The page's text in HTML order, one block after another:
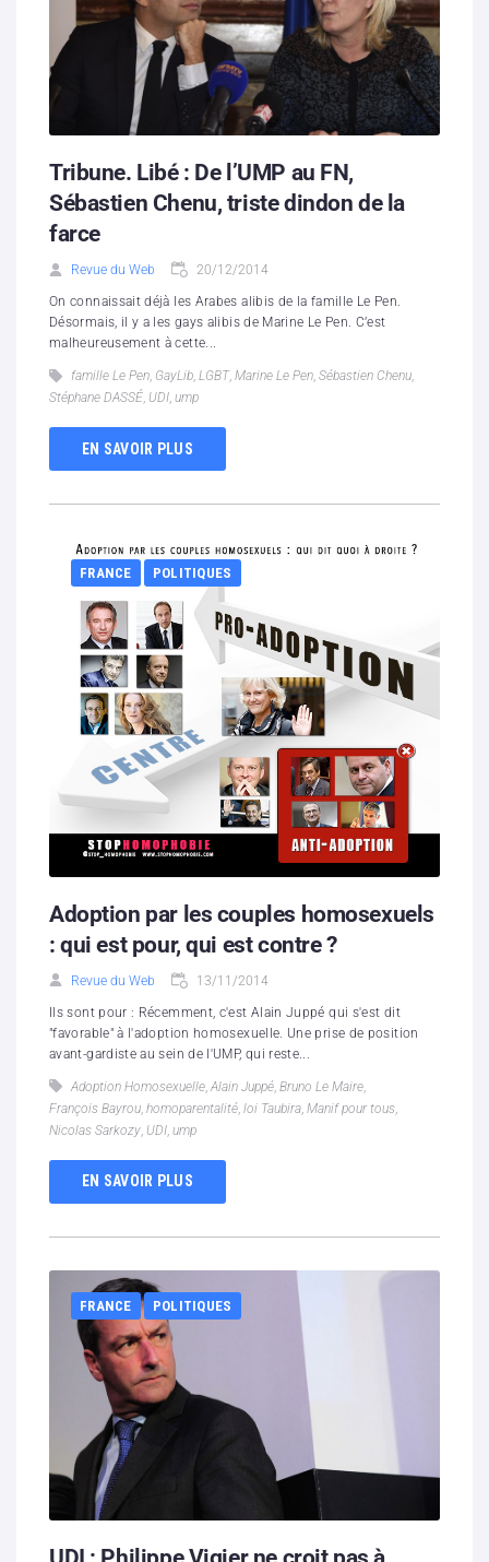
Tribune. Libé : De l’UMP au FN,
Sébastien Chenu, triste dindon de la
farce
Revue du Web 20/12/2014
On connaissait déjà les Arabes alibis de la famille Le Pen.
Désormais, il y a les gays alibis de Marine Le Pen. C’est
malheureusement à cette...
famille Le Pen, GayLib, LGBT, Marine Le Pen, Sébastien Chenu,
Stéphane DASSÉ, UDI, ump
EN SAVOIR PLUS
FRANCE POLITIQUES
Adoption par les couples homosexuels
: qui est pour, qui est contre ?
Revue du Web 13/11/2014
Ils sont pour : Récemment, c'est Alain Juppé qui s'est dit
"favorable" à l'adoption homosexuelle. Une prise de position
avant-gardiste au sein de l'UMP, qui reste...
Adoption Homosexuelle, Alain Juppé, Bruno Le Maire,
François Bayrou, homoparentalité, loi Taubira, Manif pour tous,
Nicolas Sarkozy, UDI, ump
EN SAVOIR PLUS
FRANCE POLITIQUES